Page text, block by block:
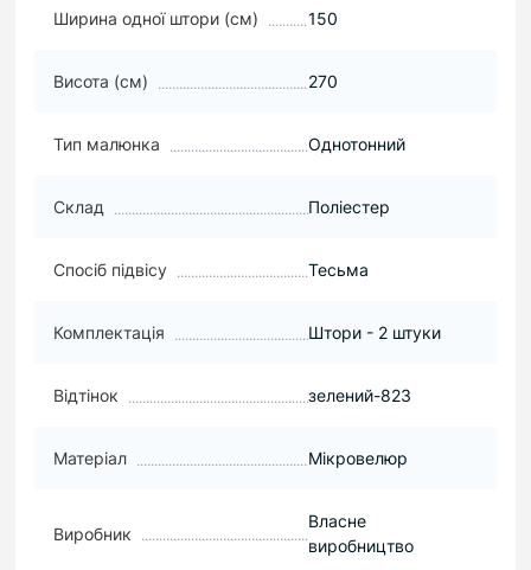
Ширина одної штори (см) 150
Висота (см) 270
Тип малюнка Однотонний
Склад Поліестер
Спосіб підвісу Тесьма
Комплектація Штори - 2 штуки
Відтінок зелений-823
Матеріал Мікровелюр
Виробник
Власне
виробництво